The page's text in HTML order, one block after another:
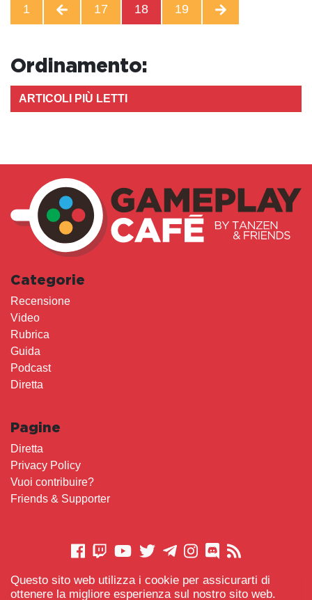
Questo sito web utilizza i cookie per assicurarti di
ottenere la migliore esperienza sul nostro sito web.
1 17 18 19
Ordinamento:
ARTICOLI PIÙ LETTI
Categorie
Recensione
Video
Rubrica
Guida
Podcast
Diretta
Pagine
Diretta
Privacy Policy
Vuoi contribuire?
Friends & Supporter
CONTATTACI